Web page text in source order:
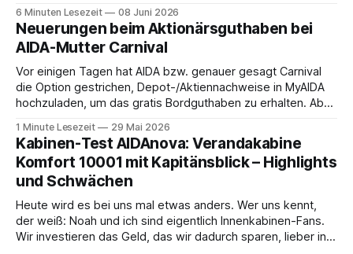
Saxonia ging es zur Mittagszeit von Mainz Richtung Koblenz
– und wir durften für ein
6 Minuten Lesezeit 08 Juni 2026
Neuerungen beim Aktionärsguthaben bei
AIDA-Mutter Carnival
Vor einigen Tagen hat AIDA bzw. genauer gesagt Carnival
die Option gestrichen, Depot-/Aktiennachweise in MyAIDA
hochzuladen, um das gratis Bordguthaben zu erhalten. Ab
werden, um das Bordguthaben zu erhalten. Bereits vor
einiger Zeit wurde zudem die Möglichkeit gestrichen, das
Bordguthaben per
1 Minute Lesezeit 29 Mai 2026
Kabinen-Test AIDAnova: Verandakabine
Komfort 10001 mit Kapitänsblick – Highlights
und Schwächen
Heute wird es bei uns mal etwas anders. Wer uns kennt,
der weiß: Noah und ich sind eigentlich Innenkabinen-Fans.
Wir investieren das Geld, das wir dadurch sparen, lieber in